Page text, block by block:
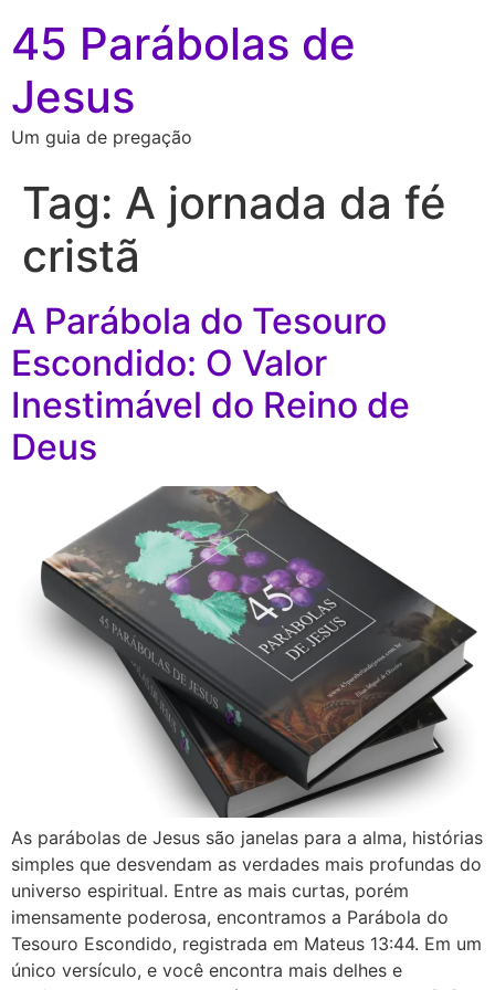
45 Parábolas de
Jesus
Um guia de pregação
Tag: A jornada da fé
cristã
A Parábola do Tesouro
Escondido: O Valor
Inestimável do Reino de
Deus
As parábolas de Jesus são janelas para a alma, histórias
simples que desvendam as verdades mais profundas do
universo espiritual. Entre as mais curtas, porém
imensamente poderosa, encontramos a Parábola do
Tesouro Escondido, registrada em Mateus 13:44. Em um
único versículo, e você encontra mais delhes e